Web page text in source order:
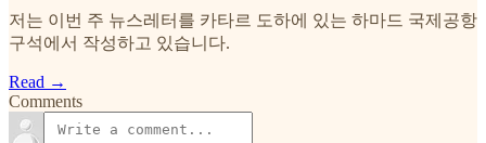
저는 이번 주 뉴스레터를 카타르 도하에 있는 하마드 국제공항
구석에서 작성하고 있습니다.
Read →
Comments